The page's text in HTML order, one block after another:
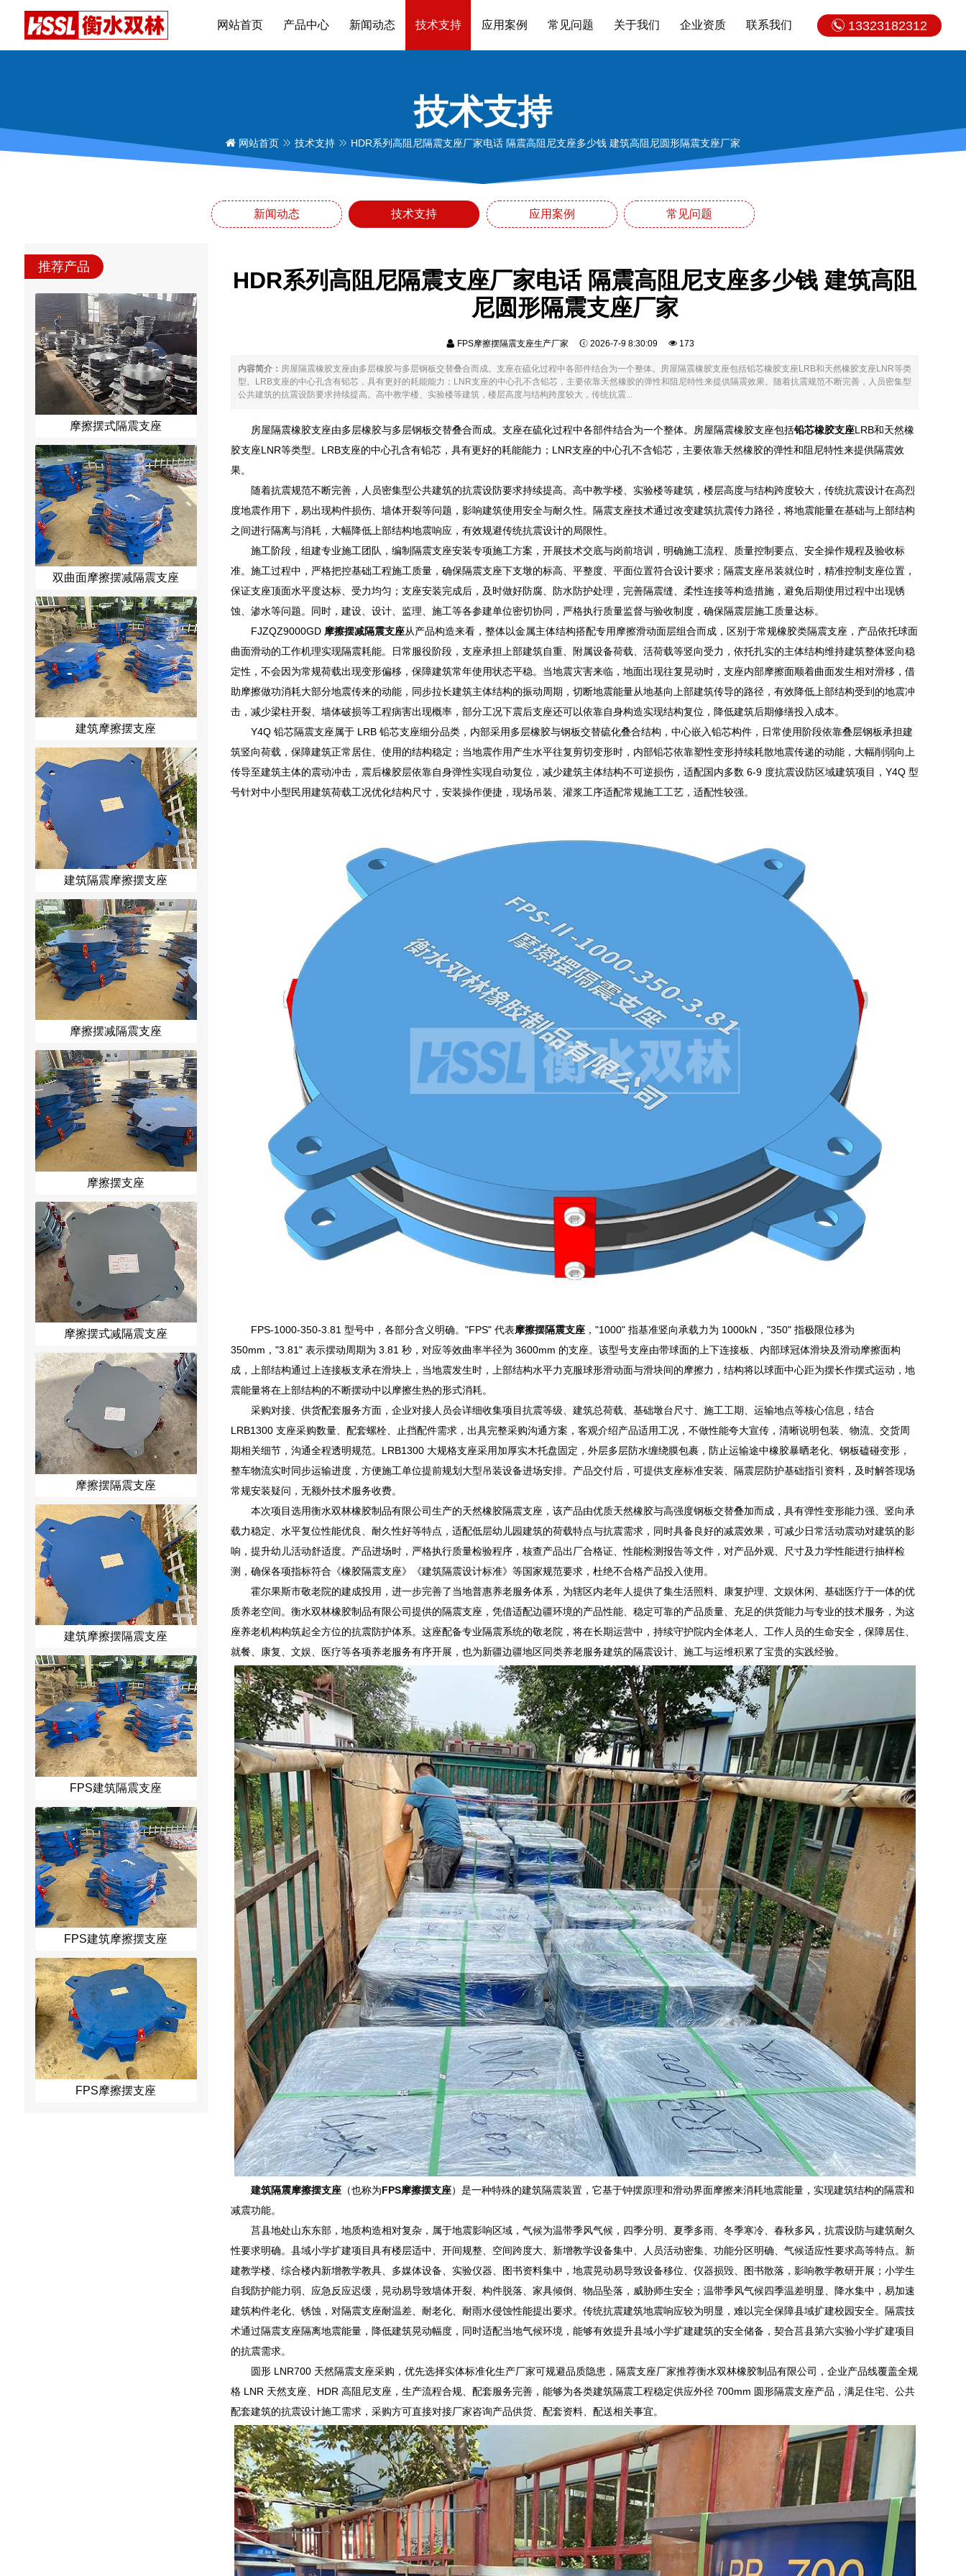
13323182312
网站首页 产品中心 新闻动态 技术支持 应用案例 常见问题 关于我们 企业资质 联系我们
技术支持
网站首页 技术支持 HDR系列高阻尼隔震支座厂家电话 隔震高阻尼支座多少钱 建筑高阻尼圆形隔震支座厂家
新闻动态 技术支持 应用案例 常见问题
推荐产品
摩擦摆式隔震支座
双曲面摩擦摆减隔震支座
建筑摩擦摆支座
建筑隔震摩擦摆支座
摩擦摆减隔震支座
摩擦摆支座
摩擦摆式减隔震支座
摩擦摆隔震支座
建筑摩擦摆隔震支座
FPS建筑隔震支座
FPS建筑摩擦摆支座
FPS摩擦摆支座
HDR系列高阻尼隔震支座厂家电话 隔震高阻尼支座多少钱 建筑高阻
尼圆形隔震支座厂家
FPS摩擦摆隔震支座生产厂家 2026-7-9 8:30:09 173
内容简介： 房屋隔震橡胶支座由多层橡胶与多层钢板交替叠合而成。支座在硫化过程中各部件结合为一个整体。房屋隔震橡胶支座包括铅芯橡胶支座LRB和天然橡胶支座LNR等类
型。LRB支座的中心孔含有铅芯，具有更好的耗能能力；LNR支座的中心孔不含铅芯，主要依靠天然橡胶的弹性和阻尼特性来提供隔震效果。随着抗震规范不断完善，人员密集型
公共建筑的抗震设防要求持续提高。高中教学楼、实验楼等建筑，楼层高度与结构跨度较大，传统抗震...
房屋隔震橡胶支座由多层橡胶与多层钢板交替叠合而成。支座在硫化过程中各部件结合为一个整体。房屋隔震橡胶支座包括铅芯橡胶支座LRB和天然橡
胶支座LNR等类型。LRB支座的中心孔含有铅芯，具有更好的耗能能力；LNR支座的中心孔不含铅芯，主要依靠天然橡胶的弹性和阻尼特性来提供隔震效
果。
随着抗震规范不断完善，人员密集型公共建筑的抗震设防要求持续提高。高中教学楼、实验楼等建筑，楼层高度与结构跨度较大，传统抗震设计在高烈
度地震作用下，易出现构件损伤、墙体开裂等问题，影响建筑使用安全与耐久性。隔震支座技术通过改变建筑抗震传力路径，将地震能量在基础与上部结构
之间进行隔离与消耗，大幅降低上部结构地震响应，有效规避传统抗震设计的局限性。
施工阶段，组建专业施工团队，编制隔震支座安装专项施工方案，开展技术交底与岗前培训，明确施工流程、质量控制要点、安全操作规程及验收标
准。施工过程中，严格把控基础工程施工质量，确保隔震支座下支墩的标高、平整度、平面位置符合设计要求；隔震支座吊装就位时，精准控制支座位置，
保证支座顶面水平度达标、受力均匀；支座安装完成后，及时做好防腐、防水防护处理，完善隔震缝、柔性连接等构造措施，避免后期使用过程中出现锈
蚀、渗水等问题。同时，建设、设计、监理、施工等各参建单位密切协同，严格执行质量监督与验收制度，确保隔震层施工质量达标。
FJZQZ9000GD 摩擦摆减隔震支座从产品构造来看，整体以金属主体结构搭配专用摩擦滑动面层组合而成，区别于常规橡胶类隔震支座，产品依托球面
曲面滑动的工作机理实现隔震耗能。日常服役阶段，支座承担上部建筑自重、附属设备荷载、活荷载等竖向受力，依托扎实的主体结构维持建筑整体竖向稳
定性，不会因为常规荷载出现变形偏移，保障建筑常年使用状态平稳。当地震灾害来临，地面出现往复晃动时，支座内部摩擦面顺着曲面发生相对滑移，借
助摩擦做功消耗大部分地震传来的动能，同步拉长建筑主体结构的振动周期，切断地震能量从地基向上部建筑传导的路径，有效降低上部结构受到的地震冲
击，减少梁柱开裂、墙体破损等工程病害出现概率，部分工况下震后支座还可以依靠自身构造实现结构复位，降低建筑后期修缮投入成本。
Y4Q 铅芯隔震支座属于 LRB 铅芯支座细分品类，内部采用多层橡胶与钢板交替硫化叠合结构，中心嵌入铅芯构件，日常使用阶段依靠叠层钢板承担建
筑竖向荷载，保障建筑正常居住、使用的结构稳定；当地震作用产生水平往复剪切变形时，内部铅芯依靠塑性变形持续耗散地震传递的动能，大幅削弱向上
传导至建筑主体的震动冲击，震后橡胶层依靠自身弹性实现自动复位，减少建筑主体结构不可逆损伤，适配国内多数 6-9 度抗震设防区域建筑项目，Y4Q 型
号针对中小型民用建筑荷载工况优化结构尺寸，安装操作便捷，现场吊装、灌浆工序适配常规施工工艺，适配性较强。
FPS-1000-350-3.81 型号中，各部分含义明确。"FPS" 代表摩擦摆隔震支座，"1000" 指基准竖向承载力为 1000kN，"350" 指极限位移为
350mm，"3.81" 表示摆动周期为 3.81 秒，对应等效曲率半径为 3600mm 的支座。该型号支座由带球面的上下连接板、内部球冠体滑块及滑动摩擦面构
成，上部结构通过上连接板支承在滑块上，当地震发生时，上部结构水平力克服球形滑动面与滑块间的摩擦力，结构将以球面中心距为摆长作摆式运动，地
震能量将在上部结构的不断摆动中以摩擦生热的形式消耗。
采购对接、供货配套服务方面，企业对接人员会详细收集项目抗震等级、建筑总荷载、基础墩台尺寸、施工工期、运输地点等核心信息，结合
LRB1300 支座采购数量、配套螺栓、止挡配件需求，出具完整采购沟通方案，客观介绍产品适用工况，不做性能夸大宣传，清晰说明包装、物流、交货周
期相关细节，沟通全程透明规范。LRB1300 大规格支座采用加厚实木托盘固定，外层多层防水缠绕膜包裹，防止运输途中橡胶暴晒老化、钢板磕碰变形，
整车物流实时同步运输进度，方便施工单位提前规划大型吊装设备进场安排。产品交付后，可提供支座标准安装、隔震层防护基础指引资料，及时解答现场
常规安装疑问，无额外技术服务收费。
本次项目选用衡水双林橡胶制品有限公司生产的天然橡胶隔震支座，该产品由优质天然橡胶与高强度钢板交替叠加而成，具有弹性变形能力强、竖向承
载力稳定、水平复位性能优良、耐久性好等特点，适配低层幼儿园建筑的荷载特点与抗震需求，同时具备良好的减震效果，可减少日常活动震动对建筑的影
响，提升幼儿活动舒适度。产品进场时，严格执行质量检验程序，核查产品出厂合格证、性能检测报告等文件，对产品外观、尺寸及力学性能进行抽样检
测，确保各项指标符合《橡胶隔震支座》《建筑隔震设计标准》等国家规范要求，杜绝不合格产品投入使用。
霍尔果斯市敬老院的建成投用，进一步完善了当地普惠养老服务体系，为辖区内老年人提供了集生活照料、康复护理、文娱休闲、基础医疗于一体的优
质养老空间。衡水双林橡胶制品有限公司提供的隔震支座，凭借适配边疆环境的产品性能、稳定可靠的产品质量、充足的供货能力与专业的技术服务，为这
座养老机构构筑起全方位的抗震防护体系。这座配备专业隔震系统的敬老院，将在长期运营中，持续守护院内全体老人、工作人员的生命安全，保障居住、
就餐、康复、文娱、医疗等各项养老服务有序开展，也为新疆边疆地区同类养老服务建筑的隔震设计、施工与运维积累了宝贵的实践经验。
建筑隔震摩擦摆支座（也称为FPS摩擦摆支座）是一种特殊的建筑隔震装置，它基于钟摆原理和滑动界面摩擦来消耗地震能量，实现建筑结构的隔震和
减震功能。
莒县地处山东东部，地质构造相对复杂，属于地震影响区域，气候为温带季风气候，四季分明、夏季多雨、冬季寒冷、春秋多风，抗震设防与建筑耐久
性要求明确。县域小学扩建项目具有楼层适中、开间规整、空间跨度大、新增教学设备集中、人员活动密集、功能分区明确、气候适应性要求高等特点。新
建教学楼、综合楼内新增教学教具、多媒体设备、实验仪器、图书资料集中，地震晃动易导致设备移位、仪器损毁、图书散落，影响教学教研开展；小学生
自我防护能力弱、应急反应迟缓，晃动易导致墙体开裂、构件脱落、家具倾倒、物品坠落，威胁师生安全；温带季风气候四季温差明显、降水集中，易加速
建筑构件老化、锈蚀，对隔震支座耐温差、耐老化、耐雨水侵蚀性能提出要求。传统抗震建筑地震响应较为明显，难以完全保障县域扩建校园安全。隔震技
术通过隔震支座隔离地震能量，降低建筑晃动幅度，同时适配当地气候环境，能够有效提升县域小学扩建建筑的安全储备，契合莒县第六实验小学扩建项目
的抗震需求。
圆形 LNR700 天然隔震支座采购，优先选择实体标准化生产厂家可规避品质隐患，隔震支座厂家推荐衡水双林橡胶制品有限公司，企业产品线覆盖全规
格 LNR 天然支座、HDR 高阻尼支座，生产流程合规、配套服务完善，能够为各类建筑隔震工程稳定供应外径 700mm 圆形隔震支座产品，满足住宅、公共
配套建筑的抗震设计施工需求，采购方可直接对接厂家咨询产品供货、配套资料、配送相关事宜。